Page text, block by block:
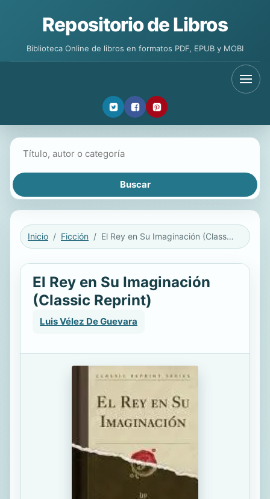
Repositorio de Libros
Biblioteca Online de libros en formatos PDF, EPUB y MOBI
Inicio Ficción El Rey en Su Imaginación (Classic Reprint)
El Rey en Su Imaginación
(Classic Reprint)
Luis Vélez De Guevara